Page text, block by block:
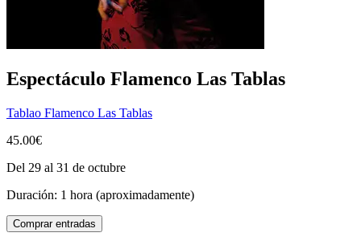
Espectáculo Flamenco Las Tablas
Tablao Flamenco Las Tablas
45.00€
Del 29 al 31 de octubre
Duración: 1 hora (aproximadamente)
Comprar entradas